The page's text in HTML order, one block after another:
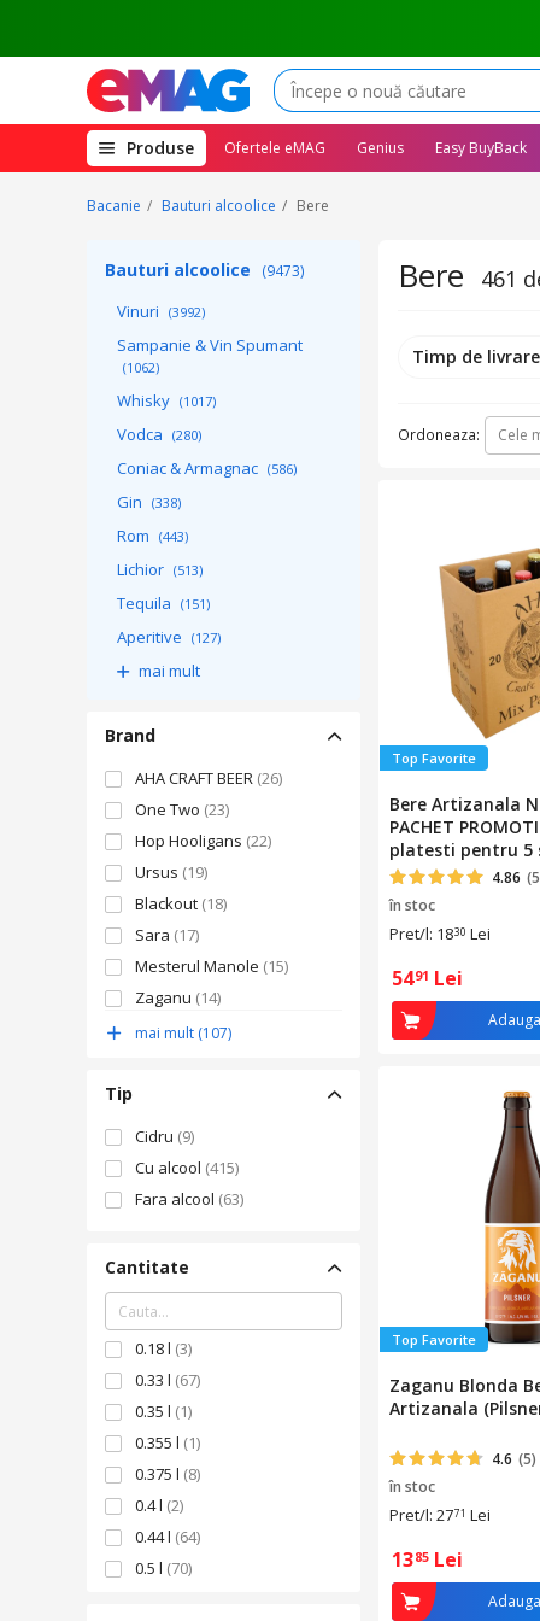
Produse(deschide
megameniul)
Ofertele eMAG Genius Easy BuyBack
Bacanie Bauturi alcoolice Bere
Bauturi alcoolice (9473)
Vinuri (3992)
Sampanie & Vin Spumant
(1062)
Whisky (1017)
Vodca (280)
Coniac & Armagnac (586)
Gin (338)
Rom (443)
Lichior (513)
Tequila (151)
Aperitive (127)
mai mult
Brand
AHA CRAFT BEER (26)
One Two (23)
Hop Hooligans (22)
Ursus (19)
Blackout (18)
Sara (17)
Mesterul Manole (15)
Zaganu (14)
Heineken (13)
mai mult (107)
Tip
Cidru (9)
Cu alcool (415)
Fara alcool (63)
Cantitate
0.18 l (3)
0.33 l (67)
0.35 l (1)
0.355 l (1)
0.375 l (8)
0.4 l (2)
0.44 l (64)
0.5 l (70)
Bere 461
Timp de
Ordoneaza: Cele
Top Favorite
Bere Artizanala
PACHET
platesti pentru 5
primesti 6) Mix
6x500ml
4.86
în stoc
Pret/l: 1830 Lei
5491 Lei
Top Favorite
Zaganu Blonda
Artizanala
4.6 (5)
în stoc
Pret/l: 2771 Lei
1385 Lei